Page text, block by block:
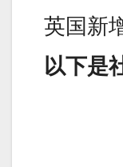
英国新
以下是